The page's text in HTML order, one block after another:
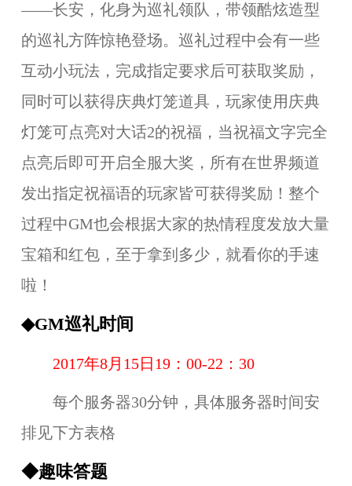
——长安，化身为巡礼领队，带领酷炫造型
的巡礼方阵惊艳登场。巡礼过程中会有一些
互动小玩法，完成指定要求后可获取奖励，
同时可以获得庆典灯笼道具，玩家使用庆典
灯笼可点亮对大话2的祝福，当祝福文字完全
点亮后即可开启全服大奖，所有在世界频道
发出指定祝福语的玩家皆可获得奖励！整个
过程中GM也会根据大家的热情程度发放大量
宝箱和红包，至于拿到多少，就看你的手速
啦！
◆GM巡礼时间
2017年8月15日19：00-22：30
每个服务器30分钟，具体服务器时间安
排见下方表格
◆趣味答题